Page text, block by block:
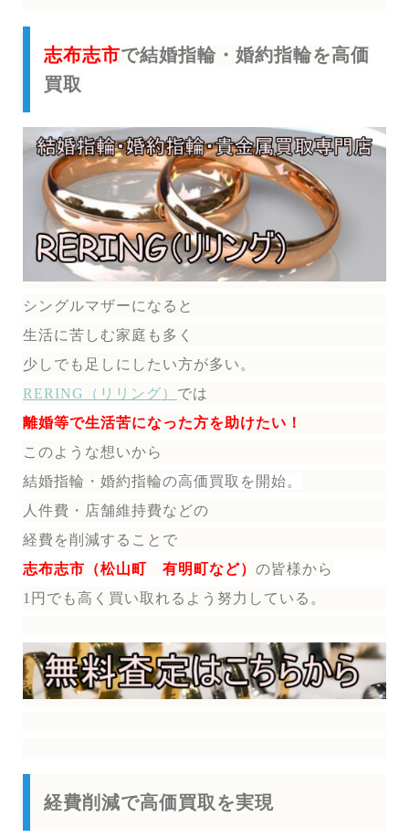
志布志市で結婚指輪・婚約指輪を高価
買取
シングルマザーになると
生活に苦しむ家庭も多く
少しでも足しにしたい方が多い。
RERING（リリング） では
離婚等で生活苦になった方を助けたい！
このような想いから
結婚指輪・婚約指輪の高価買取を開始。
人件費・店舗維持費などの
経費を削減することで
志布志市（松山町 有明町など） の皆様から
1円でも高く買い取れるよう努力している。
経費削減で高価買取を実現